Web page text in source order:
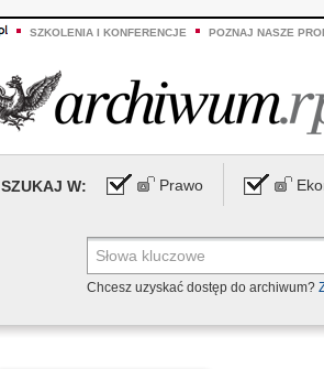
SZKOLENIA I KONFERENCJE POZNAJ NASZE
SZUKAJ W: Prawo
Chcesz uzyskać dostęp do archiwum?